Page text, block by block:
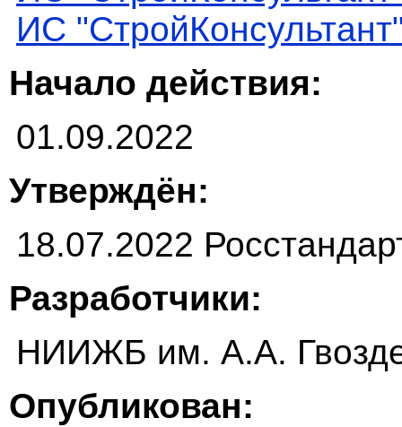
ИС
Начало действия:
01.09.2022
Утверждён:
18.07.2022
Разработчики:
НИИЖБ им. А.А.
Опубликован: